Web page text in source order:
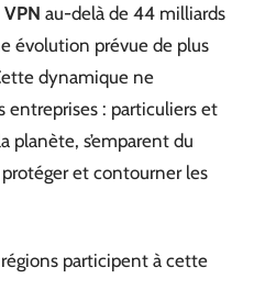
au-delà de 44 milliards
évolution prévue de plus
dynamique ne
entreprises : particuliers et
planète, s’emparent du
protéger et contourner les
participent à cette